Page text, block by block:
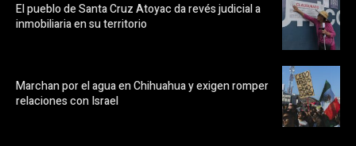
El pueblo de Santa Cruz Atoyac da revés judicial a
inmobiliaria en su territorio
Marchan por el agua en Chihuahua y exigen romper
relaciones con Israel